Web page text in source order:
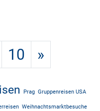
10 »
Prag Gruppenreisen USA
Weihnachtsmarktbesuche